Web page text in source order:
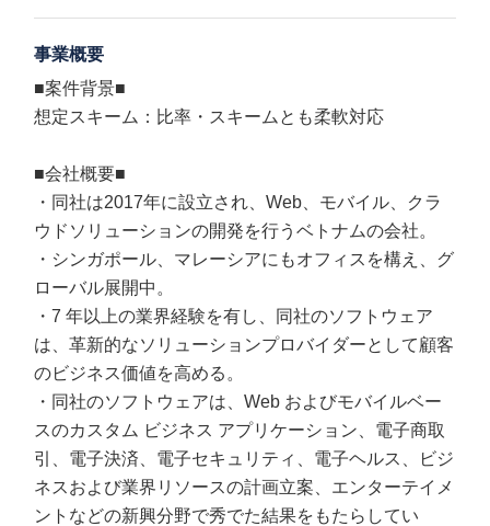
事業概要
■案件背景■
想定スキーム：比率・スキームとも柔軟対応
■会社概要■
・同社は2017年に設立され、Web、モバイル、クラ
ウドソリューションの開発を行うベトナムの会社。
・シンガポール、マレーシアにもオフィスを構え、グ
ローバル展開中。
・7 年以上の業界経験を有し、同社のソフトウェア
は、革新的なソリューションプロバイダーとして顧客
のビジネス価値を高める。
・同社のソフトウェアは、Web およびモバイルベー
スのカスタム ビジネス アプリケーション、電子商取
引、電子決済、電子セキュリティ、電子ヘルス、ビジ
ネスおよび業界リソースの計画立案、エンターテイメ
ントなどの新興分野で秀でた結果をもたらしてい